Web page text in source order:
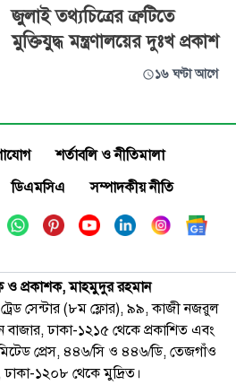
জুলাই তথ্যচিত্রের ত্রুটিতে
মুক্তিযুদ্ধ মন্ত্রণালয়ের দুঃখ প্রকাশ
১৬ ঘণ্টা আগে
শর্তাবলি ও নীতিমালা
ডিএমসিএ সম্পাদকীয় নীতি
প্রকাশক, মাহমুদুর রহমান
সেন্টার (৮ম ফ্লোর), ৯৯, কাজী নজরুল
বাজার, ঢাকা-১২১৫ থেকে প্রকাশিত এবং
প্রেস, ৪৪৬/সি ও ৪৪৬/ডি, তেজগাঁও
১২০৮ থেকে মুদ্রিত।